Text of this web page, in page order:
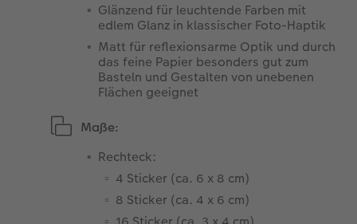
Glänzend für leuchtende Farben mit
edlem Glanz in klassischer Foto-Haptik
Matt für reflexionsarme Optik und durch
das feine Papier besonders gut zum
Basteln und Gestalten von unebenen
Flächen geeignet
Maße:
Rechteck:
4 Sticker (ca. 6 x 8 cm)
8 Sticker (ca. 4 x 6 cm)